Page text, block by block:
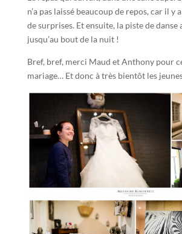
n’a pas laissé beaucoup de repos, car il y
de surprises. Et ensuite, la piste de danse
jusqu’au bout de la nuit !
Bref, bref, merci Maud et Anthony pour
mariage… Et donc à très bientôt les